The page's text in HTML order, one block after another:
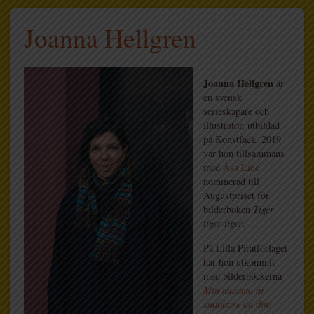
Joanna Hellgren
Joanna Hellgren är
en svensk
serieskapare och
illustratör, utbildad
på Konstfack. 2019
var hon tillsammans
med Åsa Lind
nominerad till
Augustpriset för
bilderboken Tiger
tiger tiger.
På Lilla Piratförlaget
har hon utkommit
med bilderböckerna
Min mamma är
snabbare än din!